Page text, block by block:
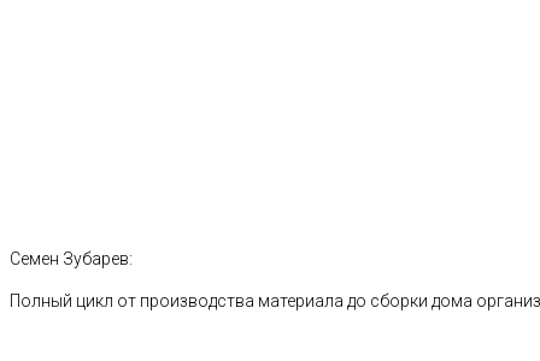
Семен Зубарев:
Полный цикл от производства материала до сборки дома